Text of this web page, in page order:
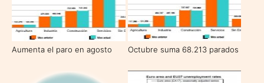
Aumenta el paro en agosto Octubre suma 68.213 parados